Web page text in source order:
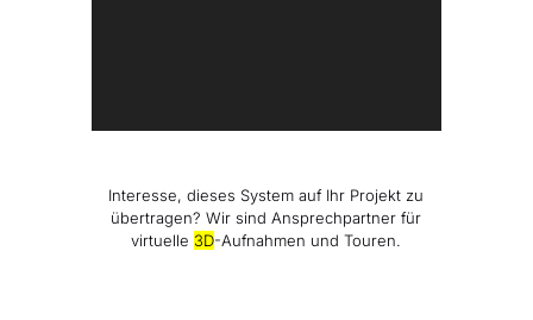
Interesse, dieses System auf Ihr Projekt zu
übertragen? Wir sind Ansprechpartner für
virtuelle 3D-Aufnahmen und Touren.